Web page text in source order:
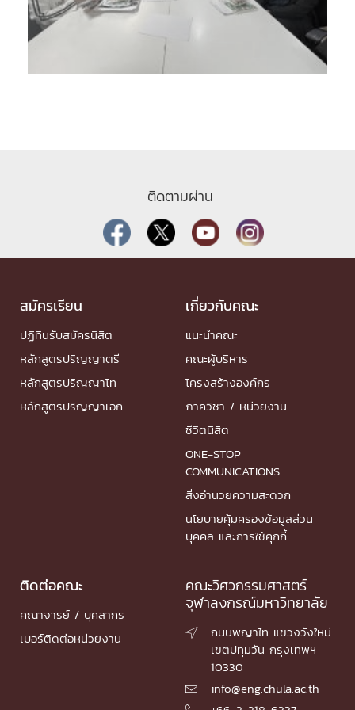
ติดตามผ่าน
สมัครเรียน
ปฏิทินรับสมัครนิสิต
หลักสูตรปริญญาตรี
หลักสูตรปริญญาโท
หลักสูตรปริญญาเอก
เกี่ยวกับคณะ
แนะนำคณะ
คณะผู้บริหาร
โครงสร้างองค์กร
ภาควิชา / หน่วยงาน
ชีวิตนิสิต
ONE-STOP
COMMUNICATIONS
สิ่งอำนวยความสะดวก
นโยบายคุ้มครองข้อมูลส่วน
บุคคล และการใช้คุกกี้
ติดต่อคณะ
คณาจารย์ / บุคลากร
เบอร์ติดต่อหน่วยงาน
คณะวิศวกรรมศาสตร์
จุฬาลงกรณ์มหาวิทยาลัย

ถนนพญาไท แขวงวังใหม่
เขตปทุมวัน กรุงเทพฯ
10330
 info@eng.chula.ac.th